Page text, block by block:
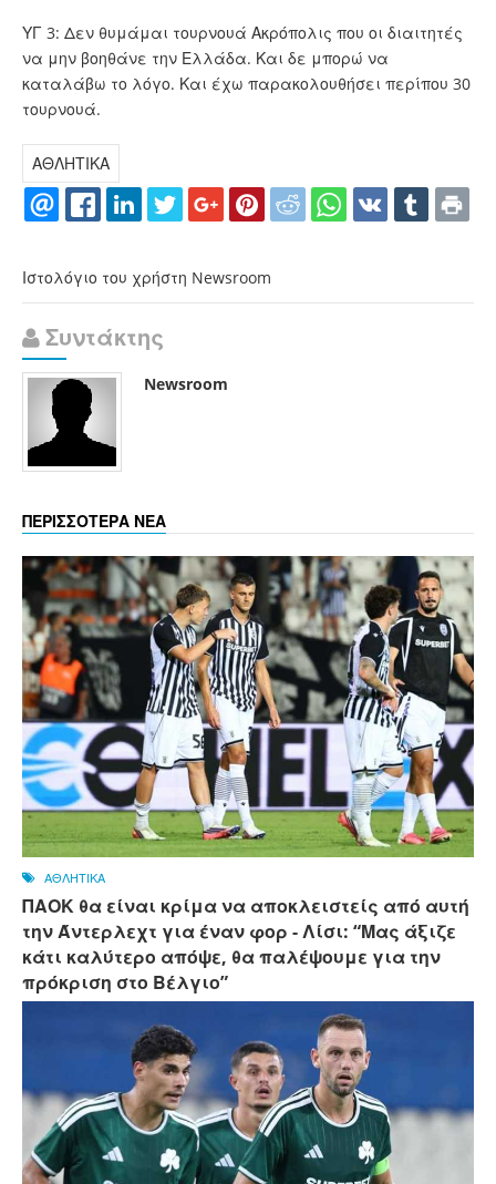
ΥΓ 3: Δεν θυμάμαι τουρνουά Ακρόπολις που οι διαιτητές
να μην βοηθάνε την Ελλάδα. Και δε μπορώ να
καταλάβω το λόγο. Και έχω παρακολουθήσει περίπου 30
τουρνουά.
ΑΘΛΗΤΙΚΑ
Ιστολόγιο του χρήστη Newsroom
Συντάκτης
Newsroom
ΠΕΡΙΣΣΟΤΕΡΑ ΝΕΑ
ΑΘΛΗΤΙΚΑ
ΠΑΟΚ θα είναι κρίμα να αποκλειστείς από αυτή
την Άντερλεχτ για έναν φορ - ​​Λίσι: “Μας άξιζε
κάτι καλύτερο απόψε, θα παλέψουμε για την
πρόκριση στο Βέλγιο”